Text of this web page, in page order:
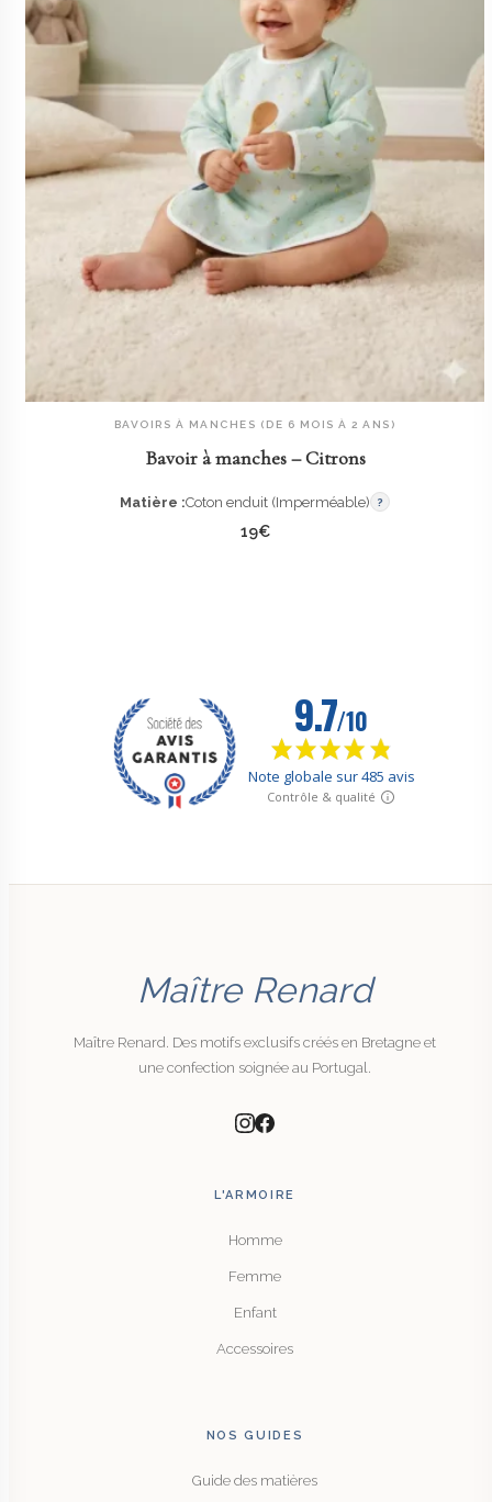
AJOUTER AU PANIER
BAVOIRS À MANCHES (DE 6 MOIS À 2 ANS)
Bavoir à manches – Citrons
Matière :Coton enduit (Imperméable) ?
19€
Maître Renard
Maître Renard. Des motifs exclusifs créés en Bretagne et
une confection soignée au Portugal.
L'ARMOIRE
Homme
Femme
Enfant
Accessoires
NOS GUIDES
Guide des matières